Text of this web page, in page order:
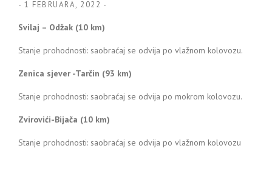
- 1 FEBRUARA, 2022 -
Svilaj – Odžak (10 km)
Stanje prohodnosti: saobraćaj se odvija po vlažnom kolovozu.
Zenica sjever -Tarčin (93 km)
Stanje prohodnosti: saobraćaj se odvija po mokrom kolovozu.
Zvirovići-Bijača (10 km)
Stanje prohodnosti: saobraćaj se odvija po vlažnom kolovozu